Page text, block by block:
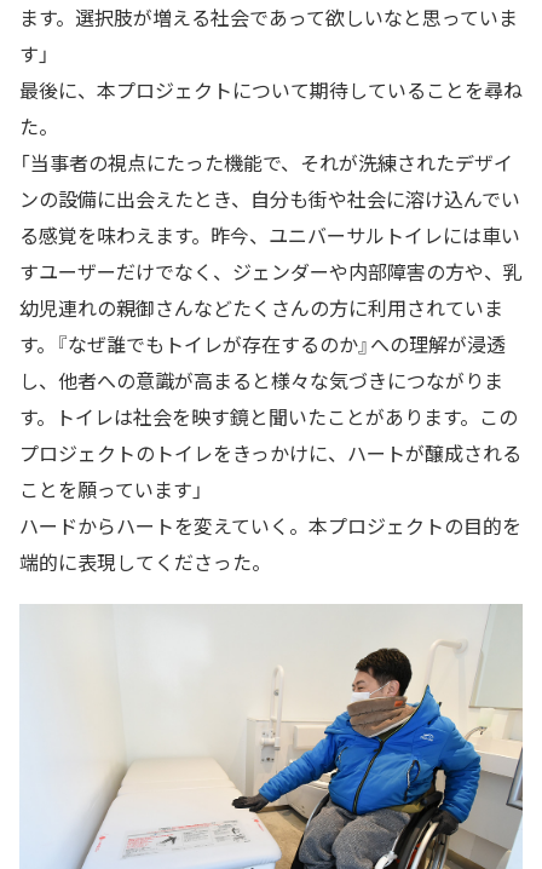
ます。選択肢が増える社会であって欲しいなと思っていま
す」
最後に、本プロジェクトについて期待していることを尋ね
た。
「当事者の視点にたった機能で、それが洗練されたデザイ
ンの設備に出会えたとき、自分も街や社会に溶け込んでい
る感覚を味わえます。昨今、ユニバーサルトイレには車い
すユーザーだけでなく、ジェンダーや内部障害の方や、乳
幼児連れの親御さんなどたくさんの方に利用されていま
す。『なぜ誰でもトイレが存在するのか』への理解が浸透
し、他者への意識が高まると様々な気づきにつながりま
す。トイレは社会を映す鏡と聞いたことがあります。この
プロジェクトのトイレをきっかけに、ハートが醸成される
ことを願っています」
ハードからハートを変えていく。本プロジェクトの目的を
端的に表現してくださった。